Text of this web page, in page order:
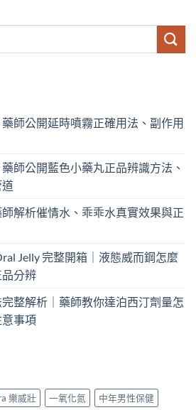
師公開延時噴霧正確用法、副作用
師公開藍色小藥丸正品辨識方法、
解析催情水、乖乖水真實效果與正
Jelly 完整開箱｜液態威而鋼怎麼
分辨
整解析｜藥師教你達泊西汀劑量怎
事項
樂威壯 一氧化氮 中年男性保健